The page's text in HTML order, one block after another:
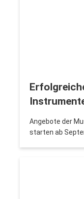
Angebote der
starten ab